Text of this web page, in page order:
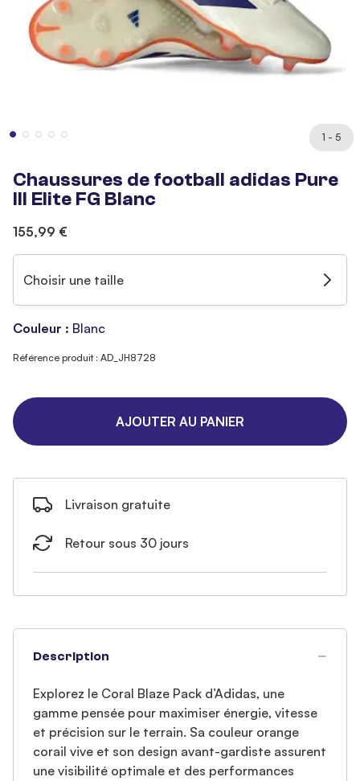
1 - 5
Chaussures de football adidas Pure
III Elite FG Blanc
155,99 €
Choisir une taille
Couleur : Blanc
Référence produit : AD_JH8728
AJOUTER AU PANIER
Livraison gratuite
Retour sous 30 jours
Description
Explorez le Coral Blaze Pack d’Adidas, une
gamme pensée pour maximiser énergie, vitesse
et précision sur le terrain. Sa couleur orange
corail vive et son design avant-gardiste assurent
une visibilité optimale et des performances